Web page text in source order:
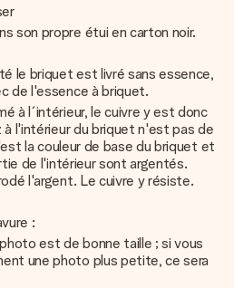
son propre étui en carton noir.
le briquet est livré sans essence,
de l'essence à briquet.
à l´intérieur, le cuivre y est donc
l'intérieur du briquet n'est pas de
la couleur de base du briquet et
de l'intérieur sont argentés.
l'argent. Le cuivre y résiste.
:
est de bonne taille ; si vous
une photo plus petite, ce sera